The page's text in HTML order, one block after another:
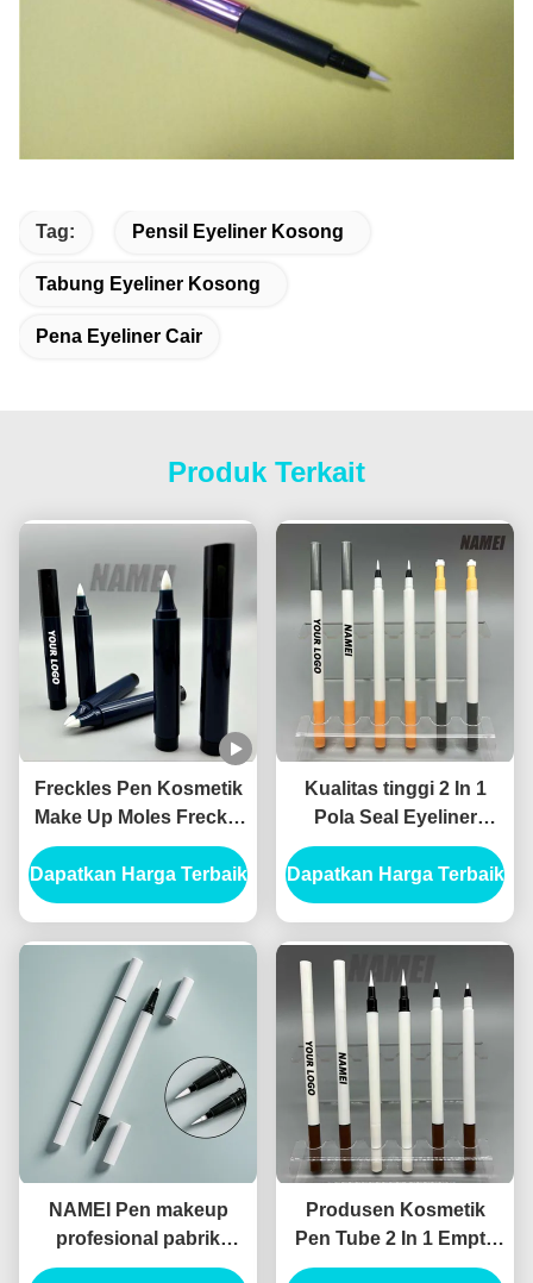
Tag: Pensil Eyeliner Kosong
Tabung Eyeliner Kosong
Pena Eyeliner Cair
Produk Terkait
Freckles Pen Kosmetik
Make Up Moles Freckle
Pen Custom Logo OEM
Grosir Freckle Pen
Container
Dapatkan Harga Terbaik
Kualitas tinggi 2 In 1
Pola Seal Eyeliner
Eyeliner Cairan Eyeliner
Kosmetik Eyeliner
Kemasan Canthus
Dapatkan Harga Terbaik
NAMEI Pen makeup
profesional pabrik
tabung eyeliner merah
Produsen Kosmetik
Pen Tube 2 In 1 Empty
Makeup Packaging